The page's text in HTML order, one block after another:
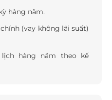
hàng năm.
(vay không lãi suất)
hàng năm theo kế